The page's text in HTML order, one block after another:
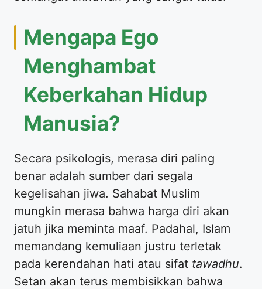
Mengapa Ego
Menghambat
Keberkahan Hidup
Manusia?
Secara psikologis, merasa diri paling
benar adalah sumber dari segala
kegelisahan jiwa. Sahabat Muslim
mungkin merasa bahwa harga diri akan
jatuh jika meminta maaf. Padahal, Islam
memandang kemuliaan justru terletak
pada kerendahan hati atau sifat tawadhu.
Setan akan terus membisikkan bahwa